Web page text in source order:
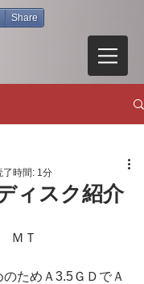
Share
ィスク紹介
了時間: 1分
ＭＴ
ためＡ3.5ＧＤでＡ